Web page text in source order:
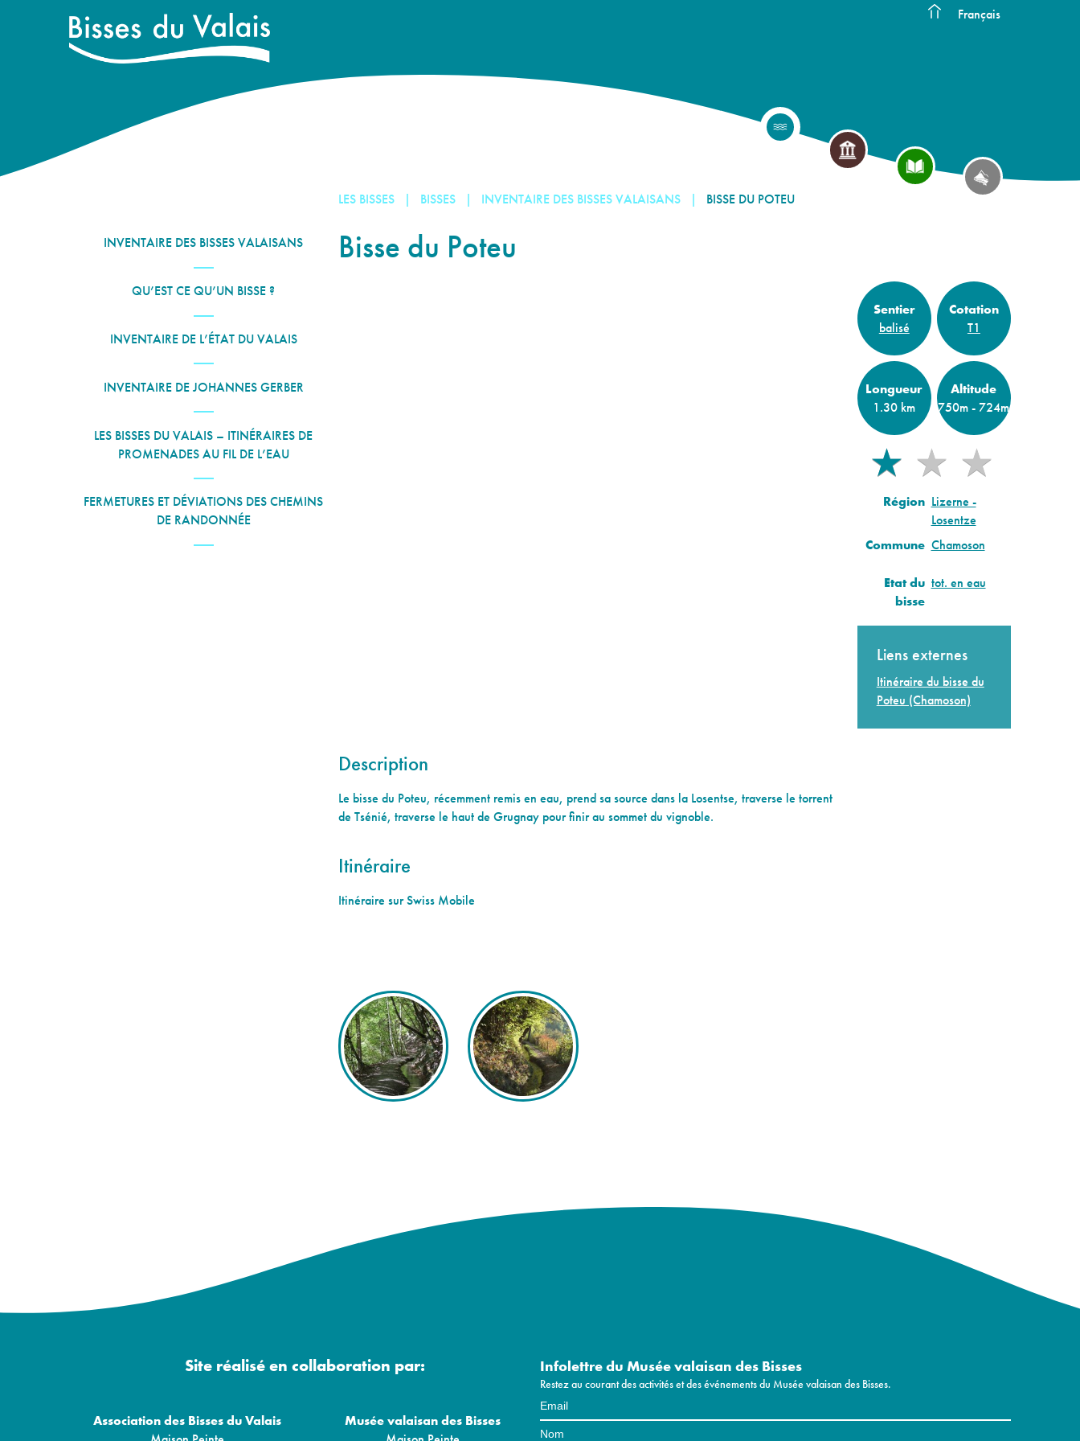
Français
INVENTAIRE DES BISSES VALAISANS
QU’EST CE QU’UN BISSE ?
INVENTAIRE DE L’ÉTAT DU VALAIS
INVENTAIRE DE JOHANNES GERBER
LES BISSES DU VALAIS – ITINÉRAIRES DE
PROMENADES AU FIL DE L’EAU
FERMETURES ET DÉVIATIONS DES CHEMINS
DE RANDONNÉE
LES BISSES BISSES INVENTAIRE DES BISSES VALAISANS BISSE DU POTEU
Bisse du Poteu
Description
Le bisse du Poteu, récemment remis en eau, prend sa source dans la Losentse, traverse le torrent
de Tsénié, traverse le haut de Grugnay pour finir au sommet du vignoble.
Itinéraire
Itinéraire sur Swiss Mobile
Sentier
balisé
Cotation
T1
Longueur
1.30 km
Altitude
750m - 724m
★
★ ★ ★
Région Lizerne -
Losentze
Commune Chamoson
Etat du
bisse
tot. en eau
Liens externes
Itinéraire du bisse du
Poteu (Chamoson)
Site réalisé en collaboration par:
Association des Bisses du Valais
Musée valaisan des Bisses
Infolettre du Musée valaisan des Bisses
Restez au courant des activités et des événements du Musée valaisan des Bisses.